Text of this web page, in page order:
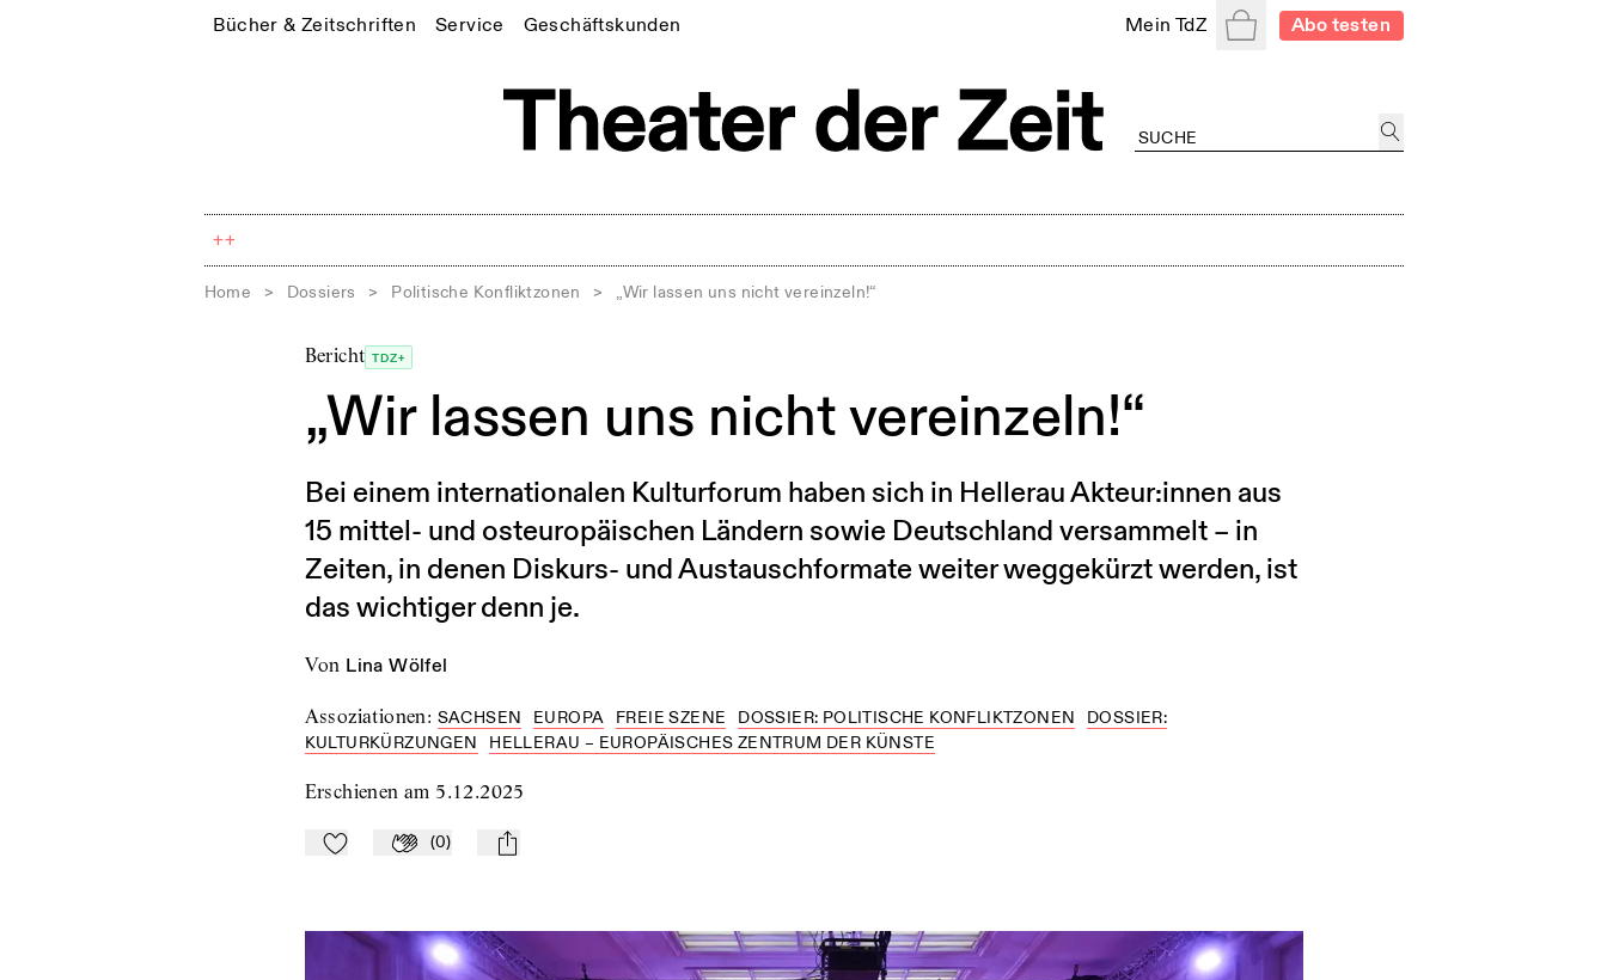
Bücher & Zeitschriften Service Geschäftskunden Mein TdZ WarenkorbAbo testen
++
Home > Dossiers > Politische Konfliktzonen > „Wir lassen uns nicht vereinzeln!“
Bericht TDZ+
„Wir lassen uns nicht vereinzeln!“
Bei einem internationalen Kulturforum haben sich in Hellerau Akteur:innen aus
15 mittel- und osteuropäischen Ländern sowie Deutschland versammelt – in
Zeiten, in denen Diskurs- und Austauschformate weiter weggekürzt werden, ist
das wichtiger denn je.
von Lina Wölfel
Assoziationen: SACHSEN EUROPA FREIE SZENE DOSSIER: POLITISCHE KONFLIKTZONEN
DOSSIER:
KULTURKÜRZUNGEN
HELLERAU – EUROPÄISCHES ZENTRUM DER KÜNSTE
Erschienen am 5.12.2025
Zu Mein-TdZ hinzufügen
Applaudieren
(0) mail